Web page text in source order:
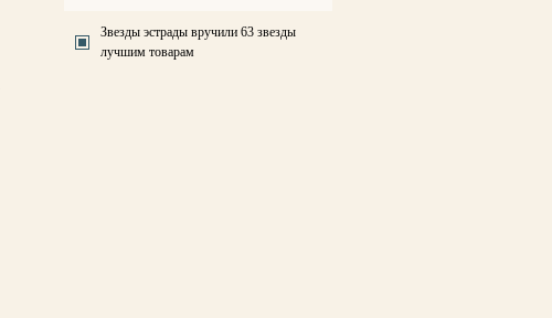
Звезды эстрады вручили 63 звезды
лучшим товарам